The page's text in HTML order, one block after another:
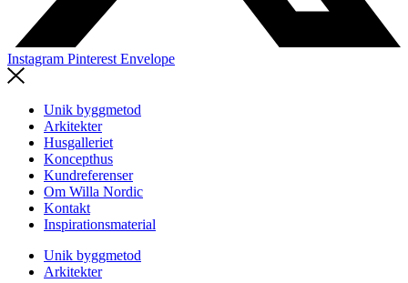
Instagram Pinterest Envelope
Unik byggmetod
Arkitekter
Husgalleriet
Koncepthus
Kundreferenser
Om Willa Nordic
Kontakt
Inspirationsmaterial
Unik byggmetod
Arkitekter